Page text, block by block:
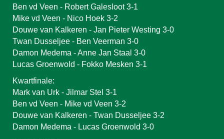
Ben vd Veen - Robert Galesloot 3-1
Mike vd Veen - Nico Hoek 3-2
Douwe van Kalkeren - Jan Pieter Westing 3-0
Twan Dusseljee - Ben Veerman 3-0
Damon Medema - Anne Jan Staal 3-0
Lucas Groenwold - Fokko Mesken 3-1
Kwartfinale:
Mark van Urk - Jilmar Stel 3-1
Ben vd Veen - Mike vd Veen 3-2
Douwe van Kalkeren - Twan Dusseljee 3-2
Damon Medema - Lucas Groenwold 3-0